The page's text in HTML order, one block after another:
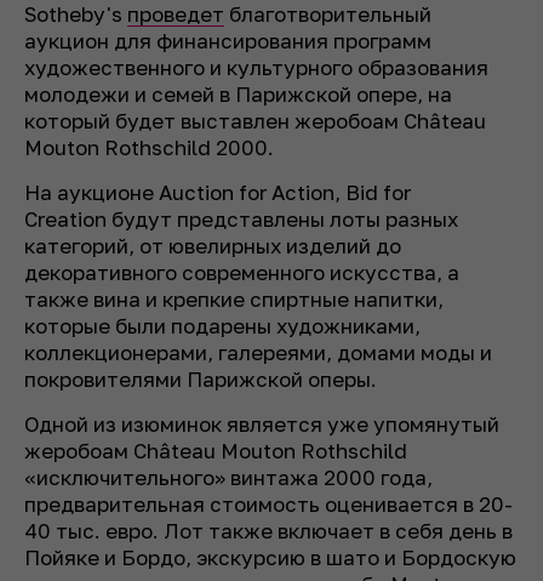
Sotheby's проведет благотворительный
аукцион для финансирования программ
художественного и культурного образования
молодежи и семей в Парижской опере, на
который будет выставлен жеробоам Château
Mouton Rothschild 2000.
На аукционе Auction for Action, Bid for
Creation будут представлены лоты разных
категорий, от ювелирных изделий до
декоративного современного искусства, а
также вина и крепкие спиртные напитки,
которые были подарены художниками,
коллекционерами, галереями, домами моды и
покровителями Парижской оперы.
Одной из изюминок является уже упомянутый
жеробоам Château Mouton Rothschild
«исключительного» винтажа 2000 года,
предварительная стоимость оценивается в 20-
40 тыс. евро. Лот также включает в себя день в
Пойяке и Бордо, экскурсию в шато и Бордоскую